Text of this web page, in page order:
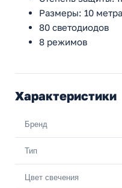
Размеры: 10 метра
80 светодиодов
8 режимов
Характеристики
Бренд
Тип
Цвет свечения